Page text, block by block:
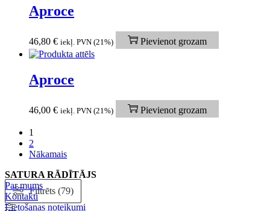
Aproce
46,80 € iekļ. PVN (21%) Pievienot grozam
Aproce
46,00 € iekļ. PVN (21%) Pievienot grozam
1
2
Nākamais
Filtrēts (79)
SATURA RĀDĪTĀJS
Par mums
Kontakti
Lietošanas noteikumi